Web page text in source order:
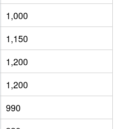
1,500万円
2,000万円
590万円
890万円
2,500万円
1,000
1,150
1,200
1,200
990